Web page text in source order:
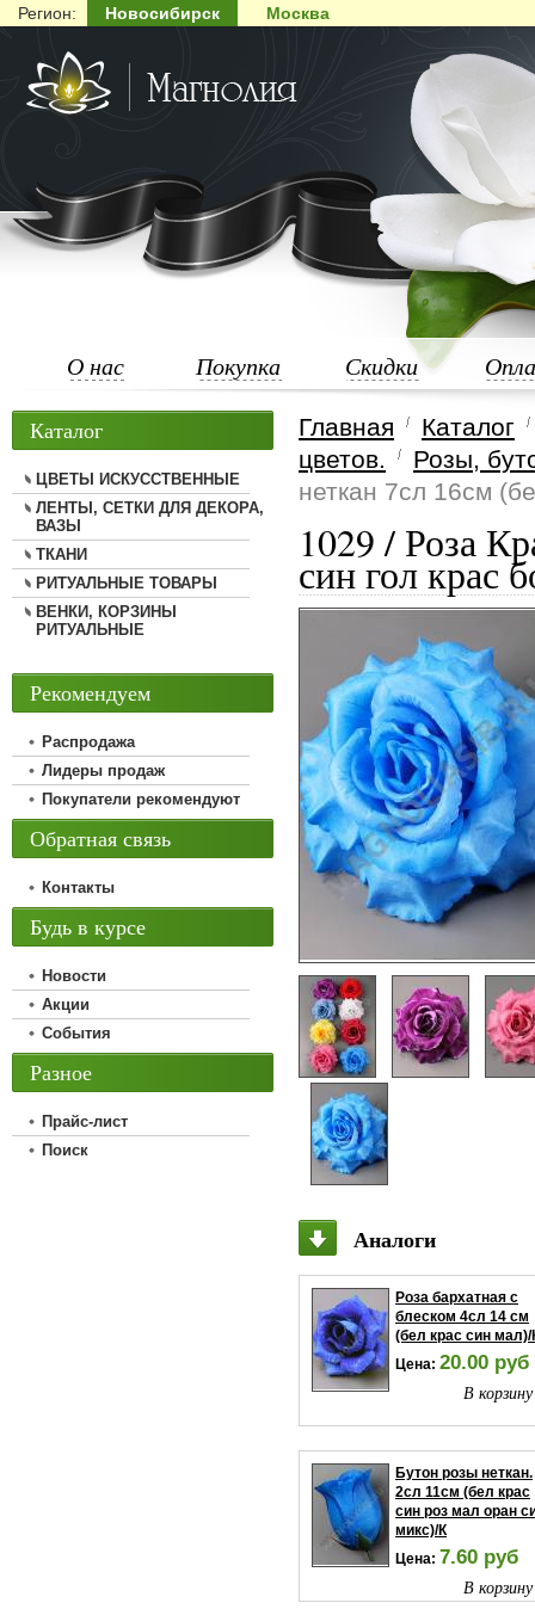
Регион: Новосибирск Москва
О нас Покупка Скидки
Главная
Каталог
цветов.
Розы,
неткан 7сл 16см
1029 / Роза
син гол крас
Аналоги
Роза бархатная с
блеском 4сл 14 см
(бел крас син мал)/
Цена: 20.00 руб
В
Бутон розы неткан.
2сл 11см (бел крас
син роз мал оран
микс)/К
Цена: 7.60 руб
В
Каталог
ЦВЕТЫ ИСКУССТВЕННЫЕ
ЛЕНТЫ, СЕТКИ ДЛЯ ДЕКОРА,
ВАЗЫ
ТКАНИ
РИТУАЛЬНЫЕ ТОВАРЫ
ВЕНКИ, КОРЗИНЫ
РИТУАЛЬНЫЕ
Рекомендуем
Распродажа
Лидеры продаж
Покупатели рекомендуют
Обратная связь
Контакты
Будь в курсе
Новости
Акции
События
Разное
Прайс-лист
Поиск